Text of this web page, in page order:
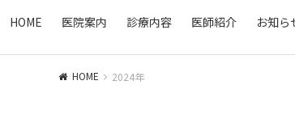
HOME 医院案内 診療内容 医師紹介 お知ら
HOME 2024年